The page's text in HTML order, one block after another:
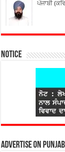
ਪੰਜਾਬੀ
Notice
Advertise on